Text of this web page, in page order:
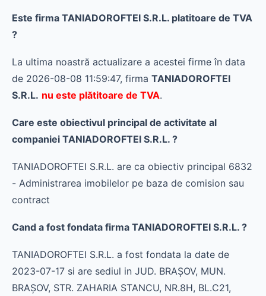
Este firma TANIADOROFTEI S.R.L. platitoare de TVA
?
La ultima noastră actualizare a acestei firme în data
de 2026-08-08 11:59:47, firma TANIADOROFTEI
S.R.L. nu este plătitoare de TVA.
Care este obiectivul principal de activitate al
companiei TANIADOROFTEI S.R.L. ?
TANIADOROFTEI S.R.L. are ca obiectiv principal 6832
- Administrarea imobilelor pe baza de comision sau
contract
Cand a fost fondata firma TANIADOROFTEI S.R.L. ?
TANIADOROFTEI S.R.L. a fost fondata la date de
2023-07-17 si are sediul in JUD. BRAŞOV, MUN.
BRAŞOV, STR. ZAHARIA STANCU, NR.8H, BL.C21,